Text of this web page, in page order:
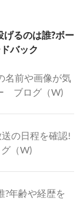
げるのは誰?ボー
バック
名前や画像が気
ブログ（W)
の日程を確認!
（W)
?年齢や経歴を